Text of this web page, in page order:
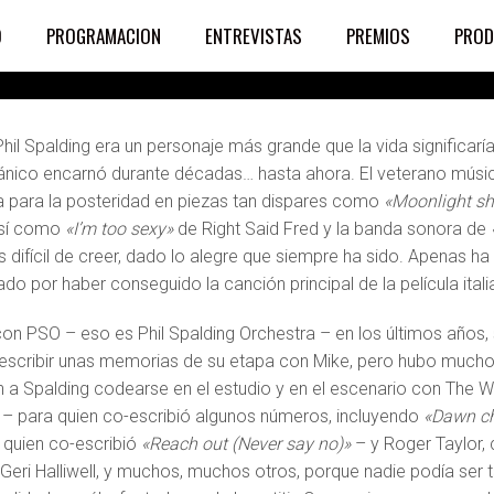
PROGRAMACION ENTREVISTAS PREMIOS
bajista de Mike
Spalding era un personaje más grande que la vida
encarnó durante décadas… hasta ahora. El veterano
para la posteridad en piezas tan dispares como «Moonlight
como «I’m too sexy»de Right Said Fred y la banda sonora de
difícil de creer, dado lo alegre que siempre ha sido. Apenas
por haber conseguido la canción principal de la película
PSO – eso es Phil Spalding Orchestra – en los últimos
unas memorias de su etapa con Mike, pero hubo
a Spalding codearse en el estudio y en el escenario con The
para quien co-escribió algunos números, incluyendo «Dawn
quien co-escribió «Reach out (Never say no)»– y Roger Taylor,
Halliwell, y muchos, muchos otros, porque nadie podía